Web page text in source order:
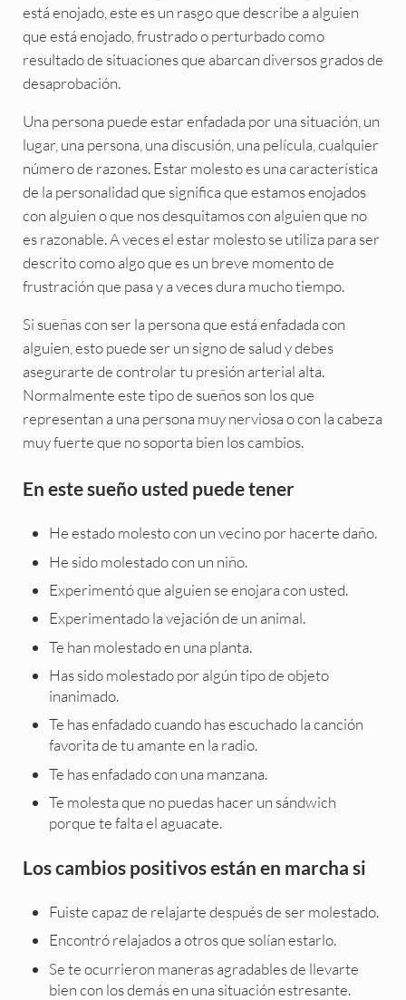
está enojado, este es un rasgo que describe a alguien
que está enojado, frustrado o perturbado como
resultado de situaciones que abarcan diversos grados de
desaprobación.
Una persona puede estar enfadada por una situación, un
lugar, una persona, una discusión, una película, cualquier
número de razones. Estar molesto es una característica
de la personalidad que significa que estamos enojados
con alguien o que nos desquitamos con alguien que no
es razonable. A veces el estar molesto se utiliza para ser
descrito como algo que es un breve momento de
frustración que pasa y a veces dura mucho tiempo.
Si sueñas con ser la persona que está enfadada con
alguien, esto puede ser un signo de salud y debes
asegurarte de controlar tu presión arterial alta.
Normalmente este tipo de sueños son los que
representan a una persona muy nerviosa o con la cabeza
muy fuerte que no soporta bien los cambios.
En este sueño usted puede tener
He estado molesto con un vecino por hacerte daño.
He sido molestado con un niño.
Experimentó que alguien se enojara con usted.
Experimentado la vejación de un animal.
Te han molestado en una planta.
Has sido molestado por algún tipo de objeto
inanimado.
Te has enfadado cuando has escuchado la canción
favorita de tu amante en la radio.
Te has enfadado con una manzana.
Te molesta que no puedas hacer un sándwich
porque te falta el aguacate.
Los cambios positivos están en marcha si
Fuiste capaz de relajarte después de ser molestado.
Encontró relajados a otros que solían estarlo.
Se te ocurrieron maneras agradables de llevarte
bien con los demás en una situación estresante.